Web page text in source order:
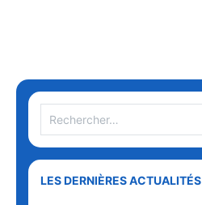
LES DERNIÈRES ACTUALITÉS